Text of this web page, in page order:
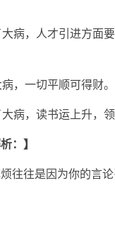
病，人才引进方面
，一切平顺可得财
病，读书运上升，
：】
往往是因为你的言